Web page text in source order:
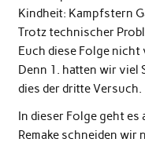
Kindheit: Kampfstern
Trotz technischer
Euch diese Folge
Denn 1. hatten wir viel
dies der dritte Versuch.
In dieser Folge geht
Remake schneiden wir